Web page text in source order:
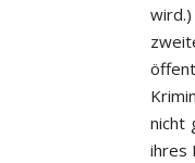
nicht
ihres